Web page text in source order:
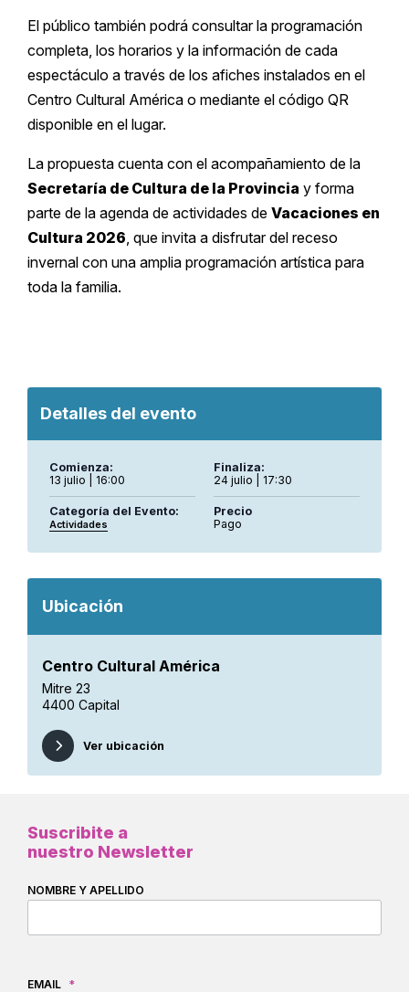
El público también podrá consultar la programación
completa, los horarios y la información de cada
espectáculo a través de los afiches instalados en el
Centro Cultural América o mediante el código QR
disponible en el lugar.
La propuesta cuenta con el acompañamiento de la
Secretaría de Cultura de la Provincia y forma
parte de la agenda de actividades de Vacaciones en
Cultura 2026, que invita a disfrutar del receso
invernal con una amplia programación artística para
toda la familia.
Detalles del evento
Comienza:
13 julio | 16:00
Finaliza:
24 julio | 17:30
Categoría del Evento:
Actividades
Precio
Pago
Ubicación
Centro Cultural América
Mitre 23
4400 Capital
Ver ubicación
Suscribite a
nuestro Newsletter
NOMBRE Y APELLIDO
EMAIL *